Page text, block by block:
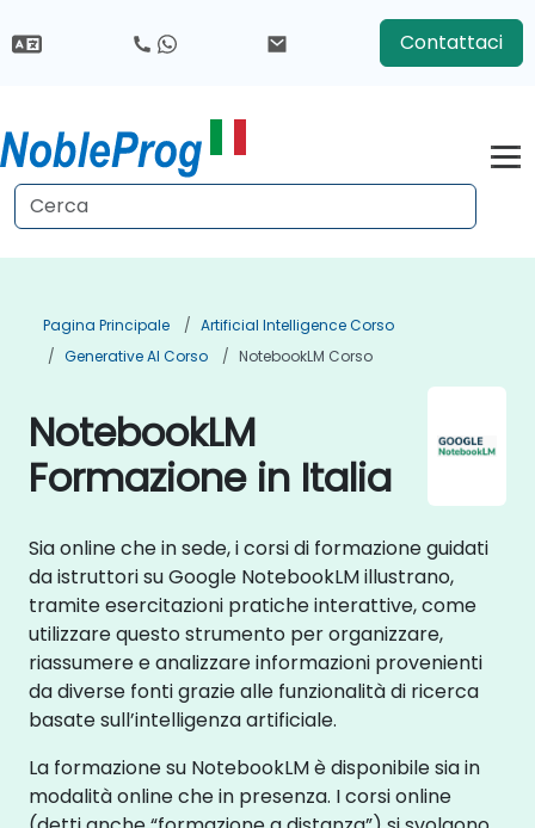
Contattaci
Pagina Principale
Artificial Intelligence Corso
Generative AI Corso
NotebookLM Corso
NotebookLM
Formazione in Italia
Sia online che in sede, i corsi di formazione guidati
da istruttori su Google NotebookLM illustrano,
tramite esercitazioni pratiche interattive, come
utilizzare questo strumento per organizzare,
riassumere e analizzare informazioni provenienti
da diverse fonti grazie alle funzionalità di ricerca
basate sull’intelligenza artificiale.
La formazione su NotebookLM è disponibile sia in
modalità online che in presenza. I corsi online